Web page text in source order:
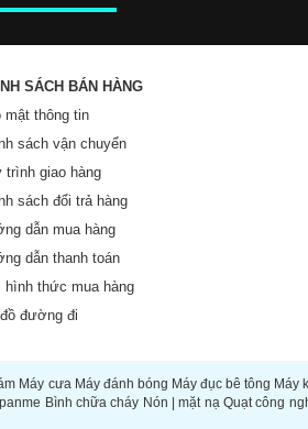
SÁCH BÁN HÀNG
mật thông tin
sách vận chuyển
trình giao hàng
sách đổi trả hàng
dẫn mua hàng
dẫn thanh toán
hình thức mua hàng
đường đi
Máy cưa Máy đánh bóng Máy đục bê tông Máy
Bình chữa cháy Nón | mặt nạ Quạt công